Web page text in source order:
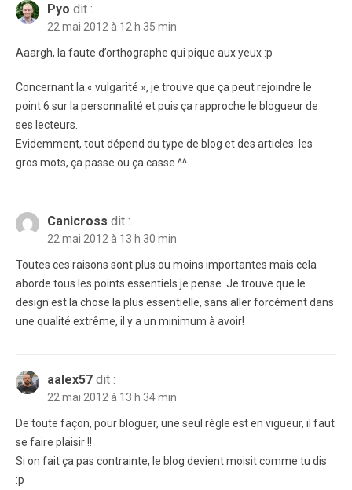
Pyo dit :
22 mai 2012 à 12 h 35 min
Aaargh, la faute d’orthographe qui pique aux yeux :p
Concernant la « vulgarité », je trouve que ça peut rejoindre le
point 6 sur la personnalité et puis ça rapproche le blogueur de
ses lecteurs.
Evidemment, tout dépend du type de blog et des articles: les
gros mots, ça passe ou ça casse ^^
Canicross dit :
22 mai 2012 à 13 h 30 min
Toutes ces raisons sont plus ou moins importantes mais cela
aborde tous les points essentiels je pense. Je trouve que le
design est la chose la plus essentielle, sans aller forcément dans
une qualité extrême, il y a un minimum à avoir!
aalex57 dit :
22 mai 2012 à 13 h 34 min
De toute façon, pour bloguer, une seul règle est en vigueur, il faut
se faire plaisir !!
Si on fait ça pas contrainte, le blog devient moisit comme tu dis
:p